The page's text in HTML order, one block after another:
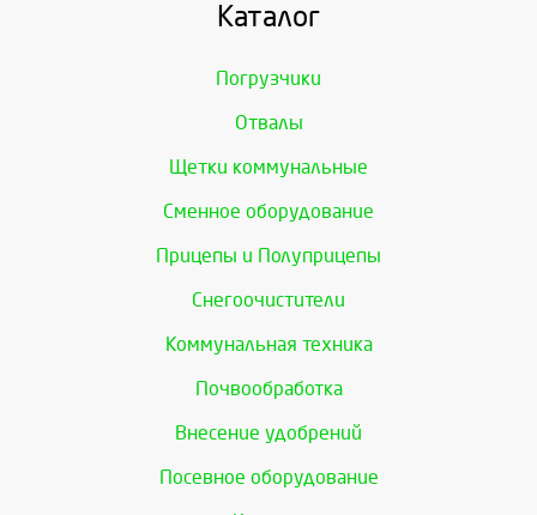
Каталог
Погрузчики
Отвалы
Щетки коммунальные
Сменное оборудование
Прицепы и Полуприцепы
Снегоочистители
Коммунальная техника
Почвообработка
Внесение удобрений
Посевное оборудование